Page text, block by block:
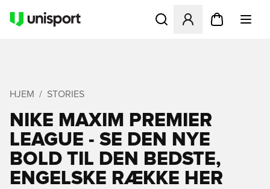
Åbner en Modal til at
HJEM STORIES
NIKE MAXIM PREMIER
LEAGUE - SE DEN NYE
BOLD TIL DEN BEDSTE,
ENGELSKE RÆKKE HER